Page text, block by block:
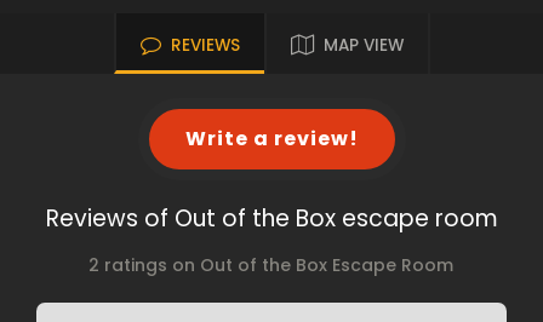
REVIEWS MAP VIEW
Write a review!
Reviews of Out of the Box escape room
2 ratings on Out of the Box Escape Room